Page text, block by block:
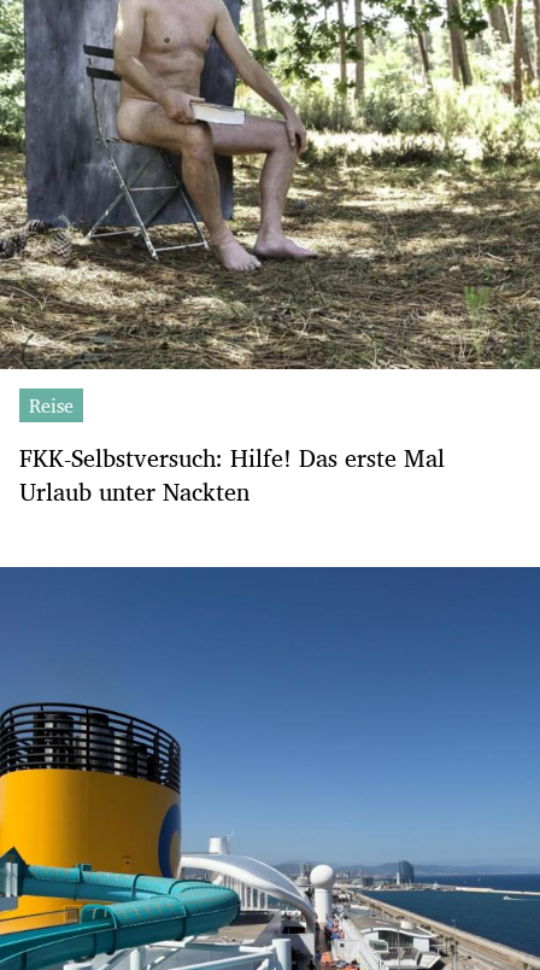
Reise
FKK-Selbstversuch: Hilfe! Das erste Mal
Urlaub unter Nackten